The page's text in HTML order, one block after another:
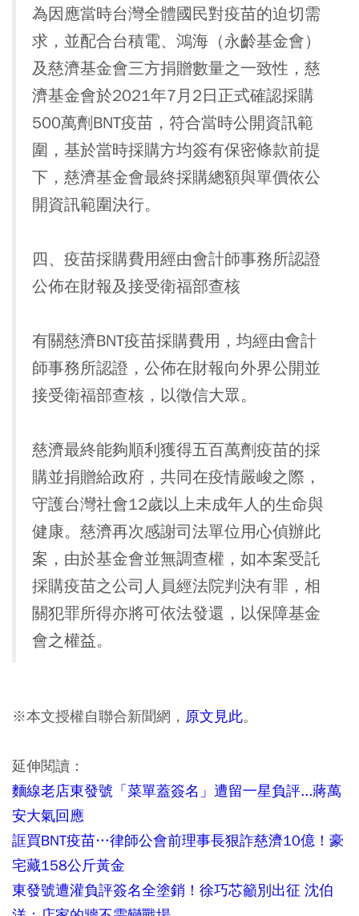
為因應當時台灣全體國民對疫苗的迫切需
求，並配合台積電、鴻海（永齡基金會）
及慈濟基金會三方捐贈數量之一致性，慈
濟基金會於2021年7月2日正式確認採購
500萬劑BNT疫苗，符合當時公開資訊範
圍，基於當時採購方均簽有保密條款前提
下，慈濟基金會最終採購總額與單價依公
開資訊範圍決行。
四、疫苗採購費用經由會計師事務所認證
公佈在財報及接受衛福部查核
有關慈濟BNT疫苗採購費用，均經由會計
師事務所認證，公佈在財報向外界公開並
接受衛福部查核，以徵信大眾。
慈濟最終能夠順利獲得五百萬劑疫苗的採
購並捐贈給政府，共同在疫情嚴峻之際，
守護台灣社會12歲以上未成年人的生命與
健康。慈濟再次感謝司法單位用心偵辦此
案，由於基金會並無調查權，如本案受託
採購疫苗之公司人員經法院判決有罪，相
關犯罪所得亦將可依法發還，以保障基金
會之權益。
※本文授權自聯合新聞網， 原文見此。
延伸閱讀：
麵線老店東發號「菜單蓋簽名」遭留一星負評...蔣萬
安大氣回應
誆買BNT疫苗…律師公會前理事長狠詐慈濟10億！豪
宅藏158公斤黃金
東發號遭灌負評簽名全塗銷！徐巧芯籲別出征 沈伯